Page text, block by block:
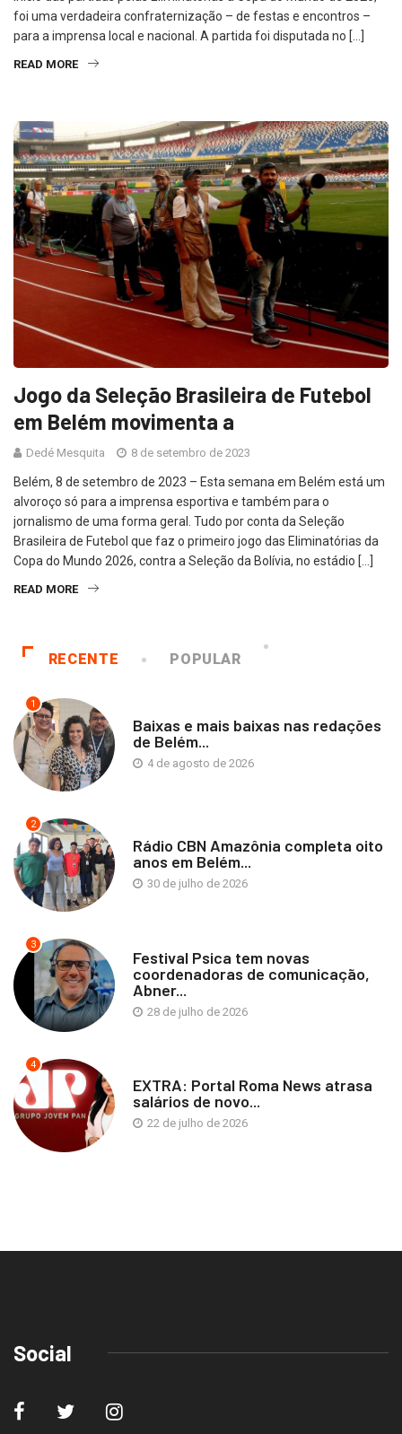
foi uma verdadeira confraternização – de festas e encontros –
para a imprensa local e nacional. A partida foi disputada no […]
READ MORE
Jogo da Seleção Brasileira de Futebol
em Belém movimenta a
Dedé Mesquita 8 de setembro de 2023
Belém, 8 de setembro de 2023 – Esta semana em Belém está um
alvoroço só para a imprensa esportiva e também para o
jornalismo de uma forma geral. Tudo por conta da Seleção
Brasileira de Futebol que faz o primeiro jogo das Eliminatórias da
Copa do Mundo 2026, contra a Seleção da Bolívia, no estádio […]
READ MORE
RECENTE POPULAR
1
Baixas e mais baixas nas redações
de Belém...
4 de agosto de 2026
2
Rádio CBN Amazônia completa oito
anos em Belém...
30 de julho de 2026
3
Festival Psica tem novas
coordenadoras de comunicação,
Abner...
28 de julho de 2026
4
EXTRA: Portal Roma News atrasa
salários de novo...
22 de julho de 2026
Social